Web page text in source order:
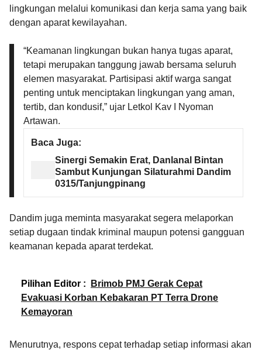
lingkungan melalui komunikasi dan kerja sama yang baik
dengan aparat kewilayahan.
“Keamanan lingkungan bukan hanya tugas aparat,
tetapi merupakan tanggung jawab bersama seluruh
elemen masyarakat. Partisipasi aktif warga sangat
penting untuk menciptakan lingkungan yang aman,
tertib, dan kondusif,” ujar Letkol Kav I Nyoman
Artawan.
Baca Juga:
Sinergi Semakin Erat, Danlanal Bintan
Sambut Kunjungan Silaturahmi Dandim
0315/Tanjungpinang
Dandim juga meminta masyarakat segera melaporkan
setiap dugaan tindak kriminal maupun potensi gangguan
keamanan kepada aparat terdekat.
Pilihan Editor :
Brimob PMJ Gerak Cepat
Evakuasi Korban Kebakaran PT Terra Drone
Kemayoran
Menurutnya, respons cepat terhadap setiap informasi akan